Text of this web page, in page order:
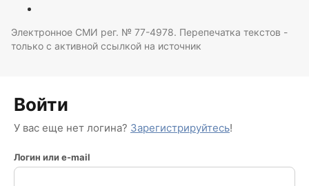
Электронное СМИ рег. № 77-4978. Перепечатка текстов -
только с активной ссылкой на источник
Войти
У вас еще нет логина? Зарегистрируйтесь!
Логин или e-mail